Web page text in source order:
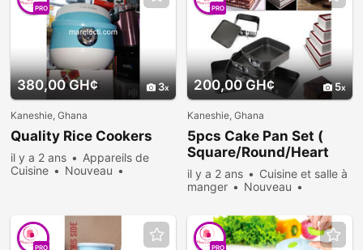
380,00 GH¢ 3
PRO
Kaneshie, Ghana
Quality Rice Cookers
il y a 2 ans
Appareils de
Cuisine
Nouveau
200,00 GH¢ 5
PRO
Kaneshie, Ghana
5pcs Cake Pan Set (
Square/Round/Heart
Shaped)
il y a 2 ans
Cuisine et salle à
manger
Nouveau
consultées
PRO PRO